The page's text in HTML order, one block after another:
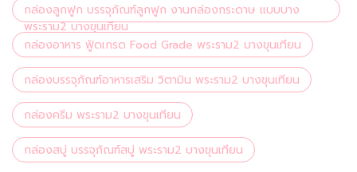
กล่องลูกฟูก บรรจุภัณฑ์ลูกฟูก งานกล่องกระดาษ แบบบาง
พระราม2 บางขุนเทียน
กล่องอาหาร ฟู้ดเกรด Food Grade พระราม2 บางขุนเทียน
กล่องบรรจุภัณฑ์อาหารเสริม วิตามิน พระราม2 บางขุนเทียน
กล่องครีม พระราม2 บางขุนเทียน
กล่องสบู่ บรรจุภัณฑ์สบู่ พระราม2 บางขุนเทียน